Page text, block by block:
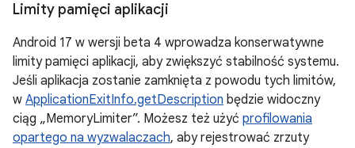
Limity pamięci aplikacji
Android 17 w wersji beta 4 wprowadza konserwatywne
limity pamięci aplikacji, aby zwiększyć stabilność systemu.
Jeśli aplikacja zostanie zamknięta z powodu tych limitów,
w ApplicationExitInfo.getDescription będzie widoczny
ciąg „MemoryLimiter”. Możesz też użyć profilowania
opartego na wyzwalaczach, aby rejestrować zrzuty